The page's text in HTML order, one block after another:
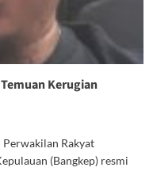
Kerugian
Rakyat
(Bangkep) resmi